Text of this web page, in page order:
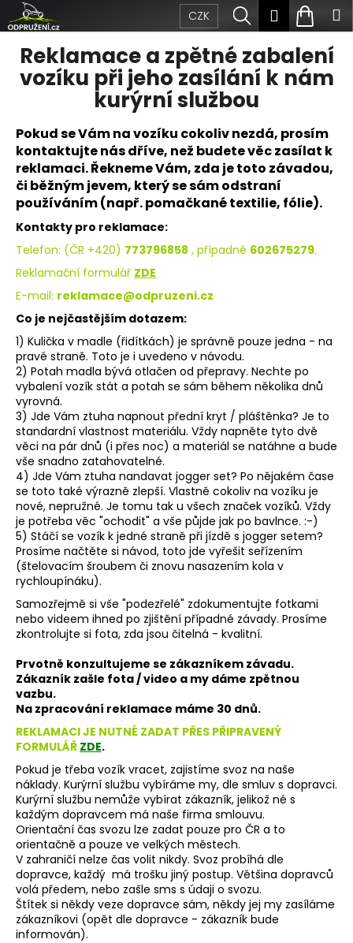
Přejít
na
obsah
CZK Hledat
košík
Reklamace a zpětné zabalení
vozíku při jeho zasílání k nám
kurýrní službou
Pokud se Vám na vozíku cokoliv nezdá, prosím
kontaktujte nás dříve, než budete věc zasílat k
reklamaci. Řekneme Vám, zda je toto závadou,
či běžným jevem, který se sám odstraní
používáním (např. pomačkané textilie, fólie).
Kontakty pro reklamace:
Telefon: (ČR +420) 773796858 , případně 602675279.
Reklamační formulář ZDE
E-mail: reklamace@odpruzeni.cz
Co je nejčastějším dotazem:
1) Kulička v madle (řidítkách) je správně pouze jedna - na
pravé straně. Toto je i uvedeno v návodu.
2) Potah madla bývá otlačen od přepravy. Nechte po
vybalení vozík stát a potah se sám během několika dnů
vyrovná.
3) Jde Vám ztuha napnout přední kryt / pláštěnka? Je to
standardní vlastnost materiálu. Vždy napněte tyto dvě
věci na pár dnů (i přes noc) a materiál se natáhne a bude
vše snadno zatahovatelné.
4) Jde Vám ztuha nandavat jogger set? Po nějakém čase
se toto také výrazně zlepší. Vlastně cokoliv na vozíku je
nové, nepružné. Je tomu tak u všech značek vozíků. Vždy
je potřeba věc "ochodit" a vše půjde jak po bavlnce. :-)
5) Stáčí se vozík k jedné straně při jízdě s jogger setem?
Prosíme načtěte si návod, toto jde vyřešit seřízením
(štelovacím šroubem či znovu nasazením kola v
rychloupínáku).
Samozřejmě si vše "podezřelé" zdokumentujte fotkami
nebo videem ihned po zjištění případné závady. Prosíme
zkontrolujte si fota, zda jsou čitelná - kvalitní.
Prvotně konzultujeme se zákazníkem závadu.
Zákazník zašle fota / video a my dáme zpětnou
vazbu.
Na zpracování reklamace máme 30 dnů.
REKLAMACI JE NUTNÉ ZADAT PŘES PŘIPRAVENÝ
FORMULÁŘ ZDE.
Pokud je třeba vozík vracet, zajistíme svoz na naše
náklady. Kurýrní službu vybíráme my, dle smluv s dopravci.
Kurýrní službu nemůže vybírat zákazník, jelikož né s
každým dopravcem má naše firma smlouvu.
Orientační čas svozu lze zadat pouze pro ČR a to
orientačně a pouze ve velkých městech.
V zahraničí nelze čas volit nikdy. Svoz probíhá dle
dopravce, každý má trošku jiný postup. Většina dopravců
volá předem, nebo zašle sms s údaji o svozu.
Štítek si někdy veze dopravce sám, někdy jej my zasíláme
zákazníkovi (opět dle dopravce - zákazník bude
informován).
o
C
p
o
t
ř
e
b
u
j
e
t
e
n
a
j
í
t
?
HLEDAT
D
o
p
o
r
u
č
u
j
e
m
e